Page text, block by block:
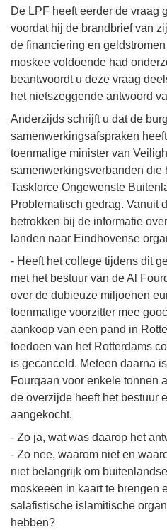
De LPF heeft eerder de vraag
voordat hij de brandbrief van
de financiering en
moskee voldoende had
beantwoordt u deze vraag
het nietszeggende antwoord
Anderzijds schrijft u dat de
samenwerkingsafspraken
toenmalige minister van
samenwerkingsverbanden die
Taskforce Ongewenste
Problematisch gedrag. Vanuit
betrokken bij de informatie
landen naar Eindhovense
- Heeft het college tijdens dit
met het bestuur van de Al
over de dubieuze miljoenen
toenmalige voorzitter mee
aankoop van een pand in
toedoen van het Rotterdams
is gecanceld. Meteen daarna
Fourqaan voor enkele tonnen
de overzijde heeft het bestuur
aangekocht.
- Zo ja, wat was daarop het
- Zo nee, waarom niet en
niet belangrijk om
moskeeën in kaart te brengen
salafistische islamitische
hebben?